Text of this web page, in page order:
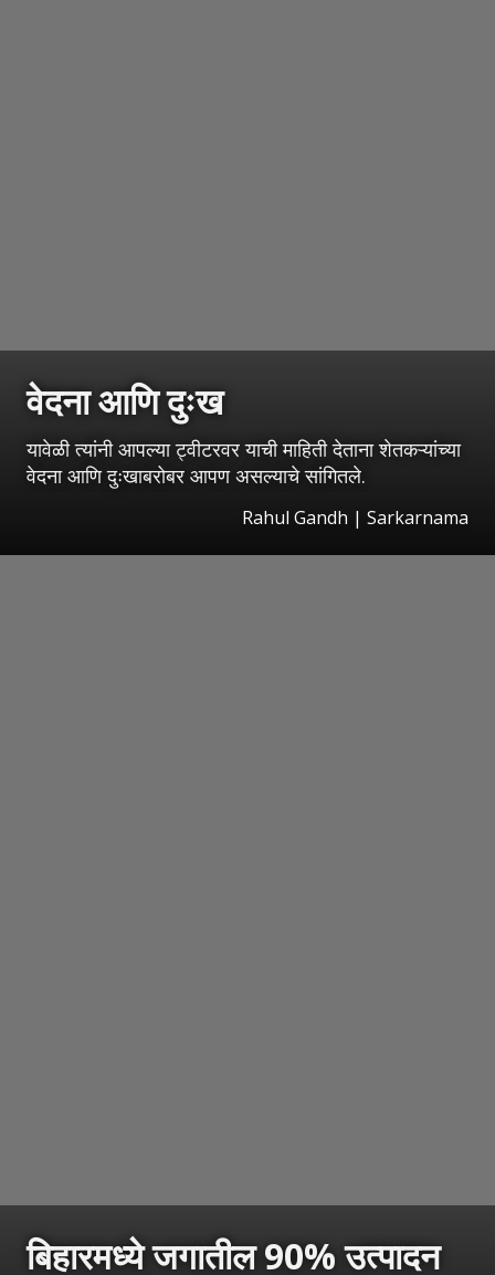
वेदना आणि दुःख
यावेळी त्यांनी आपल्या ट्वीटरवर याची माहिती देताना शेतकऱ्यांच्या
वेदना आणि दुःखाबरोबर आपण असल्याचे सांगितले.
Rahul Gandh | Sarkarnama
बिहारमध्ये जगातील 90% उत्पादन